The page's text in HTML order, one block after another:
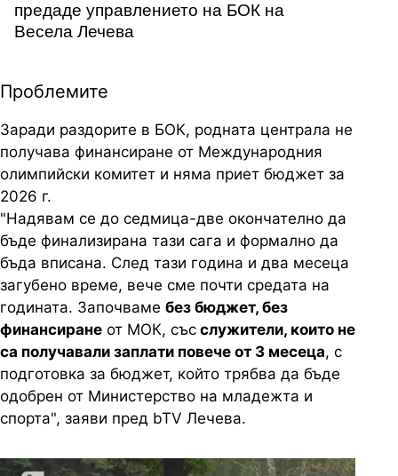
предаде управлението на БОК на
Весела Лечева
Проблемите
Заради раздорите в БОК, родната централа не
получава финансиране от Международния
олимпийски комитет и няма приет бюджет за
2026 г.
"Надявам се до седмица-две окончателно да
бъде финализирана тази сага и формално да
бъда вписана. След тази година и два месеца
загубено време, вече сме почти средата на
годината. Започваме без бюджет, без
финансиране от МОК, със служители, които не
са получавали заплати повече от 3 месеца, с
подготовка за бюджет, който трябва да бъде
одобрен от Министерство на младежта и
спорта", заяви пред bTV Лечева.